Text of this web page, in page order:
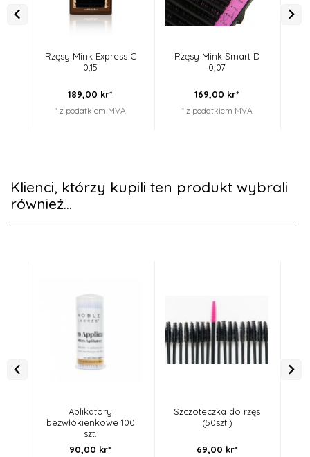
Rzęsy Mink Express C
0,15
189,00 kr*
* z podatkiem MVA
Rzęsy Mink Smart D
0,07
169,00 kr*
* z podatkiem MVA
Klienci, którzy kupili ten produkt wybrali
również...
Aplikatory
bezwłókienkowe 100
szt.
90,00 kr*
Szczoteczka do rzęs
(50szt.)
69,00 kr*